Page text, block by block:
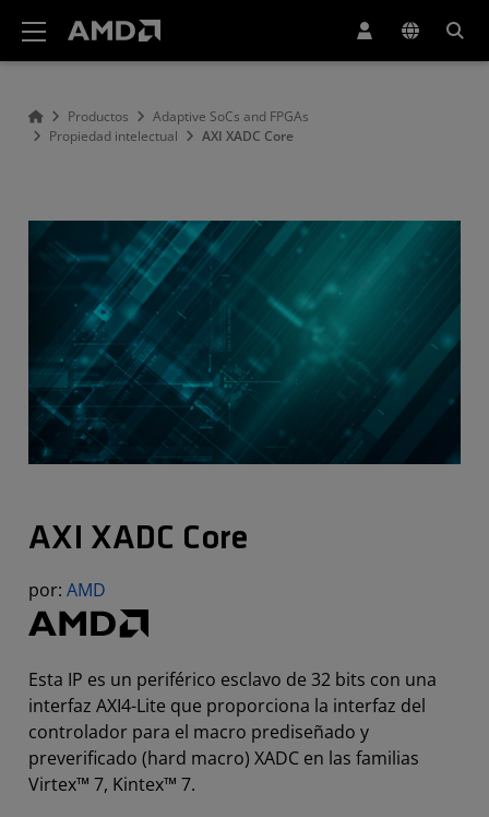
Productos
Adaptive SoCs and FPGAs
Propiedad intelectual
AXI XADC Core
AXI XADC Core
por: AMD
Esta IP es un periférico esclavo de 32 bits con una
interfaz AXI4-Lite que proporciona la interfaz del
controlador para el macro prediseñado y
preverificado (hard macro) XADC en las familias
Virtex™ 7, Kintex™ 7.